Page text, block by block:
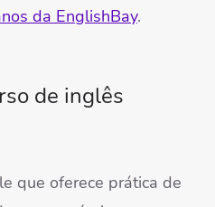
da EnglishBay.
de inglês
que oferece prática de